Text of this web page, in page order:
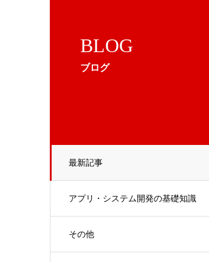
BLOG
ブログ
最新記事
アプリ・システム開発の基礎知識
その他